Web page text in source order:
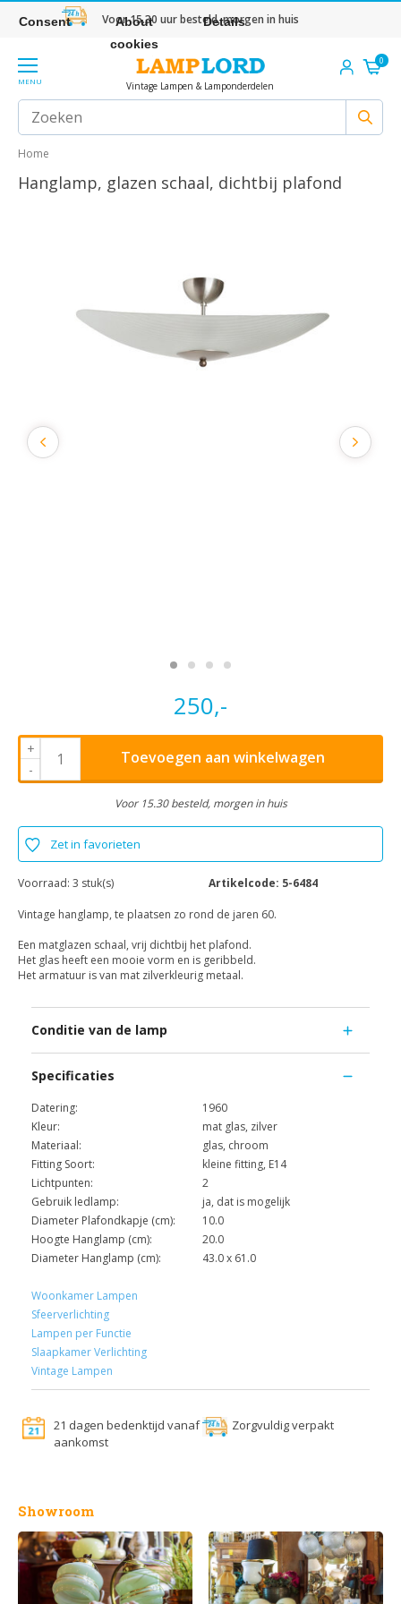
Voor 15.30 uur besteld, morgen in huis
MENU Vintage Lampen & Lamponderdelen
0
Home
Hanglamp, glazen schaal, dichtbij plafond
250,-
+
-
Toevoegen aan winkelwagen
Voor 15.30 besteld, morgen in huis
Zet in favorieten
Voorraad: 3 stuk(s) Artikelcode: 5-6484
Vintage hanglamp, te plaatsen zo rond de jaren 60.
Een matglazen schaal, vrij dichtbij het plafond.
Het glas heeft een mooie vorm en is geribbeld.
Het armatuur is van mat zilverkleurig metaal.
Conditie van de lamp
Specificaties
Datering:
1960
Kleur:
mat glas, zilver
Materiaal:
glas, chroom
Fitting Soort:
kleine fitting, E14
Lichtpunten:
2
Gebruik ledlamp:
ja, dat is mogelijk
Diameter Plafondkapje (cm):
10.0
Hoogte Hanglamp (cm):
20.0
Diameter Hanglamp (cm):
43.0 x 61.0
Woonkamer Lampen
Sfeerverlichting
Lampen per Functie
Slaapkamer Verlichting
Vintage Lampen
21 dagen bedenktijd vanaf
aankomst
Zorgvuldig verpakt
Showroom
Consent
About
cookies
Details